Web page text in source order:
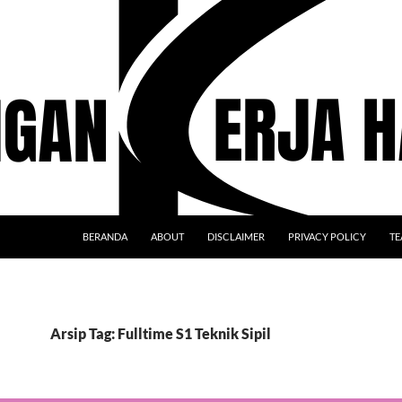
BERANDA ABOUT DISCLAIMER PRIVACY POLICY
Arsip Tag: Fulltime S1 Teknik Sipil